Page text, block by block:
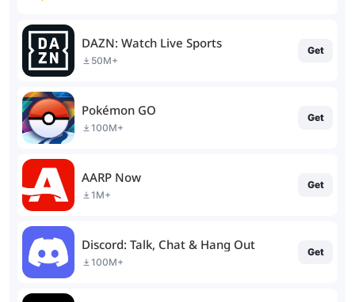
DAZN: Watch Live Sports
50M+
Get
Pokémon GO
100M+
Get
AARP Now
1M+
Get
Discord: Talk, Chat & Hang Out
100M+
Get